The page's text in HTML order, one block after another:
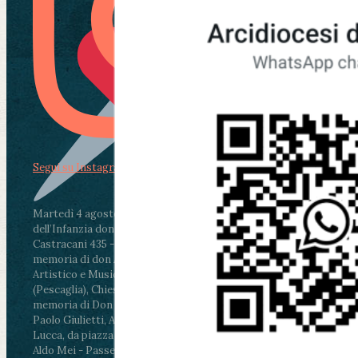
Martedì 4 agosto2026
ore 11:30 - Lucca, Scuola
dell’Infanzia don Aldo Mei - Viale Castruccio
Castracani 435 - Inaugurazione murales in
memoria di don Aldo Mei curato dal Liceo
Artistico e Musicale “Passaglia”
ore 18 - Fiano
(Pescaglia), Chiesa parrocchiale - Messa in
memoria di Don Aldo Mei celebrata da mons.
Paolo Giulietti, Arcivescovo di Lucca
ore 20.30 -
Lucca, da piazza San Michele al Cippo di don
Aldo Mei - Passeggiata della Memoria in alcuni
Segui su Instagram